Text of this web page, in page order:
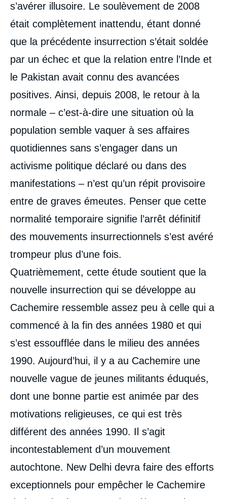
s’avérer illusoire. Le soulèvement de 2008
était complètement inattendu, étant donné
que la précédente insurrection s’était soldée
par un échec et que la relation entre l’Inde et
le Pakistan avait connu des avancées
positives. Ainsi, depuis 2008, le retour à la
normale – c’est-à-dire une situation où la
population semble vaquer à ses affaires
quotidiennes sans s’engager dans un
activisme politique déclaré ou dans des
manifestations – n’est qu’un répit provisoire
entre de graves émeutes. Penser que cette
normalité temporaire signifie l’arrêt définitif
des mouvements insurrectionnels s’est avéré
trompeur plus d’une fois.
Quatrièmement, cette étude soutient que la
nouvelle insurrection qui se développe au
Cachemire ressemble assez peu à celle qui a
commencé à la fin des années 1980 et qui
s’est essoufflée dans le milieu des années
1990. Aujourd’hui, il y a au Cachemire une
nouvelle vague de jeunes militants éduqués,
dont une bonne partie est animée par des
motivations religieuses, ce qui est très
différent des années 1990. Il s’agit
incontestablement d’un mouvement
autochtone. New Delhi devra faire des efforts
exceptionnels pour empêcher le Cachemire